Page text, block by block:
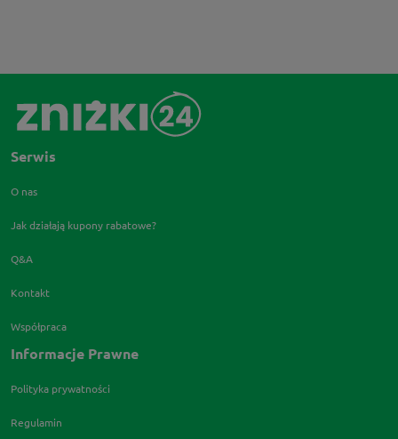
Serwis
O nas
Jak działają kupony rabatowe?
Q&A
Kontakt
Współpraca
Informacje Prawne
Polityka prywatności
Regulamin